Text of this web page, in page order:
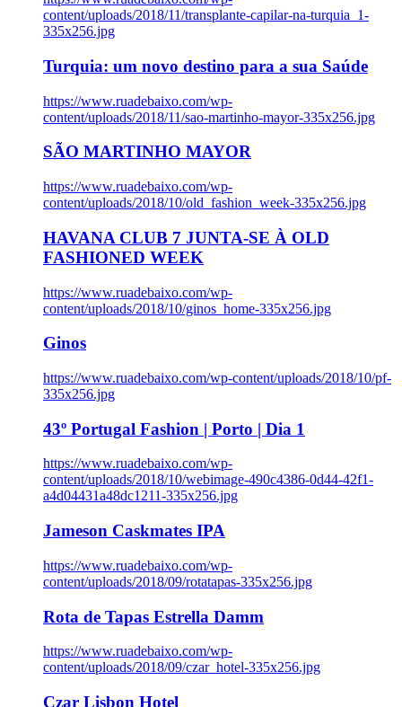
content/uploads/2018/11/transplante-capilar-na-turquia_1-
335x256.jpg
Turquia: um novo destino para a sua Saúde
https://www.ruadebaixo.com/wp-
content/uploads/2018/11/sao-martinho-mayor-335x256.jpg
SÃO MARTINHO MAYOR
https://www.ruadebaixo.com/wp-
content/uploads/2018/10/old_fashion_week-335x256.jpg
HAVANA CLUB 7 JUNTA-SE À OLD
FASHIONED WEEK
https://www.ruadebaixo.com/wp-
content/uploads/2018/10/ginos_home-335x256.jpg
Ginos
https://www.ruadebaixo.com/wp-content/uploads/2018/10/pf-
335x256.jpg
43º Portugal Fashion | Porto | Dia 1
https://www.ruadebaixo.com/wp-
content/uploads/2018/10/webimage-490c4386-0d44-42f1-
a4d04431a48dc1211-335x256.jpg
Jameson Caskmates IPA
https://www.ruadebaixo.com/wp-
content/uploads/2018/09/rotatapas-335x256.jpg
Rota de Tapas Estrella Damm
https://www.ruadebaixo.com/wp-
content/uploads/2018/09/czar_hotel-335x256.jpg
Czar Lisbon Hotel